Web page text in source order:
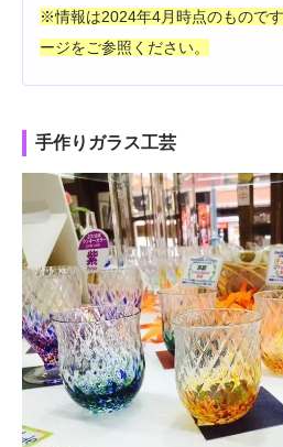
※情報は2024年4月時点のもので
ージをご参照ください。
手作りガラス工芸